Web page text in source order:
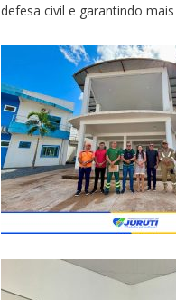
defesa civil e garantindo